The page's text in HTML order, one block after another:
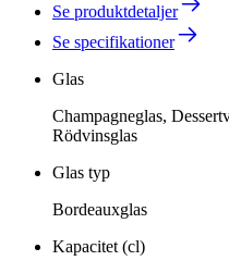
Se produktdetaljer
Se specifikationer
Glas
Champagneglas,
Rödvinsglas
Glas typ
Bordeauxglas
Kapacitet (cl)